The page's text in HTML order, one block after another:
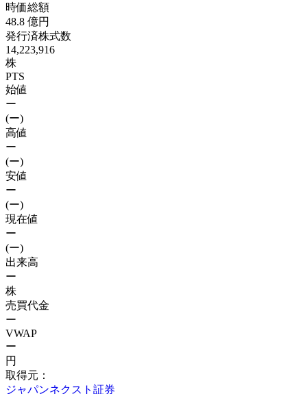
時価総額
48.8 億円
発行済株式数
14,223,916
株
PTS
始値
ー
(ー)
高値
ー
(ー)
安値
ー
(ー)
現在値
ー
(ー)
出来高
ー
株
売買代金
ー
VWAP
ー
円
取得元：
ジャパンネクスト証券